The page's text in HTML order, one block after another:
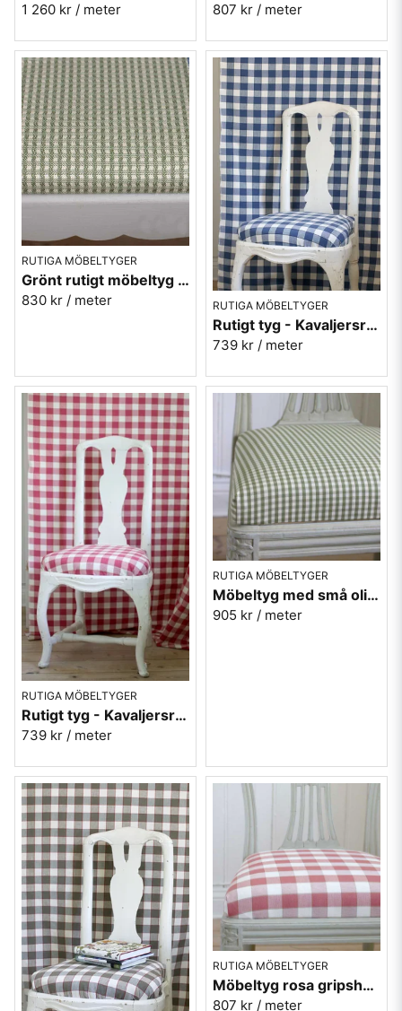
1 260 kr / meter 807 kr / meter
RUTIGA MÖBELTYGER
Grönt rutigt möbeltyg - Sofia Ruta nr.71
830 kr / meter RUTIGA MÖBELTYGER
Rutigt tyg - Kavaljersruta 1020-12 blå
739 kr / meter
RUTIGA MÖBELTYGER
Rutigt tyg - Kavaljersruta 1020-21 rosa
739 kr / meter
RUTIGA MÖBELTYGER
Möbeltyg med små olivgröna rutor - Lill Ruta 278
905 kr / meter
RUTIGA MÖBELTYGER
Möbeltyg rosa gripsholmsruta - Ekeby nr.31
807 kr / meter